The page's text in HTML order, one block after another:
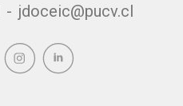
- jdoceic@pucv.cl